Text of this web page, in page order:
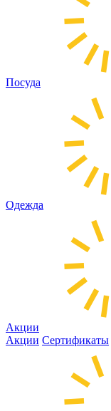
Посуда
Одежда
Акции
Акции Сертификаты